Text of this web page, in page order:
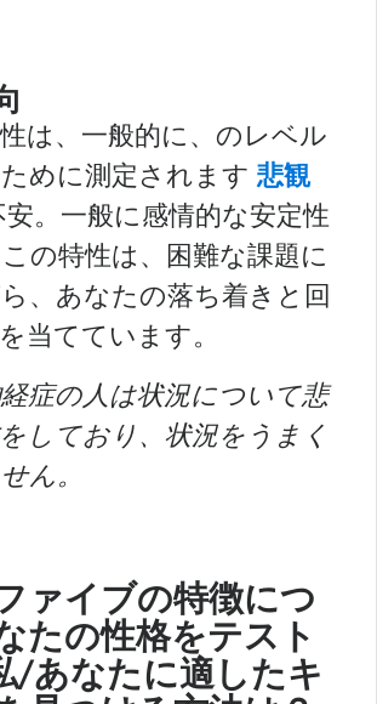
は、一般的に、のレベル
めに測定されます 悲観
。一般に感情的な安定性
の特性は、困難な課題に
、あなたの落ち着きと回
当てています。
症の人は状況について悲
しており、状況をうまく
ん。
ァイブの特徴につ
たの性格をテスト
/あなたに適したキ